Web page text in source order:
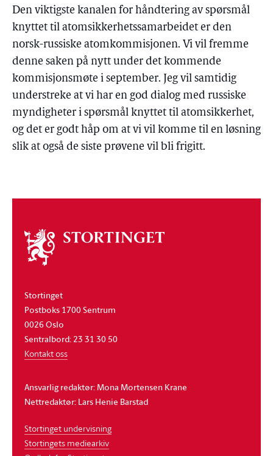
Den viktigste kanalen for håndtering av spørsmål
knyttet til atomsikkerhetssamarbeidet er den
norsk-russiske atomkommisjonen. Vi vil fremme
denne saken på nytt under det kommende
kommisjonsmøte i september. Jeg vil samtidig
understreke at vi har en god dialog med russiske
myndigheter i spørsmål knyttet til atomsikkerhet,
og det er godt håp om at vi vil komme til en løsning
slik at også de siste prøvene vil bli frigitt.
Om
stortinget
Stortinget
Postboks 1700 Sentrum
0026 Oslo
Sentralbord: 23 31 30 50
Kontakt oss
Ansvarlig redaktør: Mona Mortensen Krane
Nettredaktør: Lars Henie Barstad
Stortinget undervisning
Stortingets mediearkiv